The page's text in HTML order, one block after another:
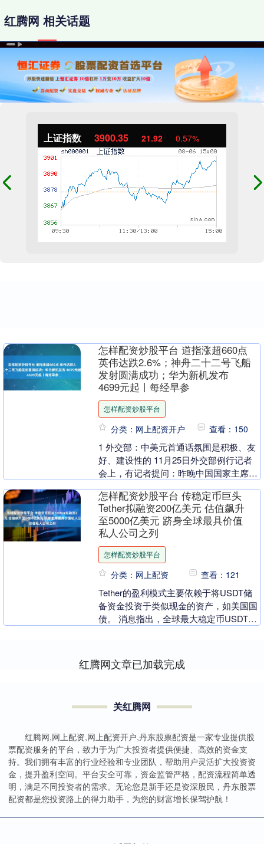
上证指数 3900.35 21.92 0.57%
红腾网 相关话题
怎样配资炒股平台 道指涨超660点
英伟达跌2.6%；神舟二十二号飞船
发射圆满成功；华为新机发布
4699元起丨每经早参
怎样配资炒股平台
分类：网上配资开户 查看：150
1 外交部：中美元首通话氛围是积极、友
好、建设性的 11月25日外交部例行记者
会上，有记者提问：昨晚中国国家主席习
近平同美国总统特朗普通了电话，请问这
次通话是由....
怎样配资炒股平台 传稳定币巨头
Tether拟融资200亿美元 估值飙升
至5000亿美元 跻身全球最具价值
私人公司之列
怎样配资炒股平台
分类：网上配资 查看：121
Tether的盈利模式主要依赖于将USDT储
备资金投资于类似现金的资产，如美国国
债。 消息指出，全球最大稳定币USDT的
红腾网文章已加载完成
关红腾网
红腾网,网上配资,网上配资开户,丹东股票配资是一家专业提供股
票配资服务的平台，致力于为广大投资者提供便捷、高效的资金支
持。我们拥有丰富的行业经验和专业团队，帮助用户灵活扩大投资资
金，提升盈利空间。平台安全可靠，资金监管严格，配资流程简单透
明，满足不同投资者的需求。无论您是新手还是资深股民，丹东股票
配资都是您投资路上的得力助手，为您的财富增长保驾护航！